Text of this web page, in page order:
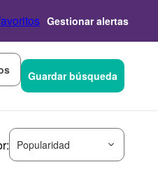
Gestionar alertas
Guardar búsqueda
Popularidad